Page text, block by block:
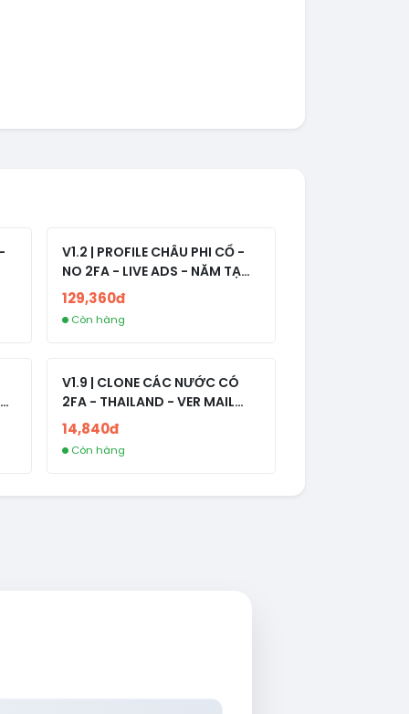
V1.2 | PROFILE CHÂU PHI CỔ -
NO 2FA - LIVE ADS - NĂM TẠO
2008-2024
129,360đ
Còn hàng
V1.9 | CLONE CÁC NƯỚC CÓ
2FA - THAILAND - VER MAIL
FVIAINBOXES.COM - CLONE
NEW KHÔNG BẢO HÀNH LOCAL
14,840đ
Còn hàng